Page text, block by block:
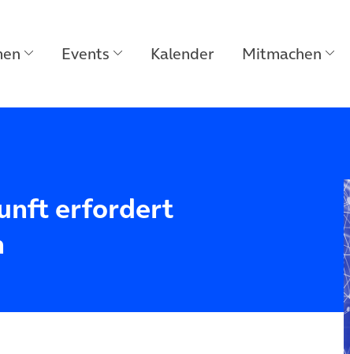
Events Kalender Mitmachen
erfordert